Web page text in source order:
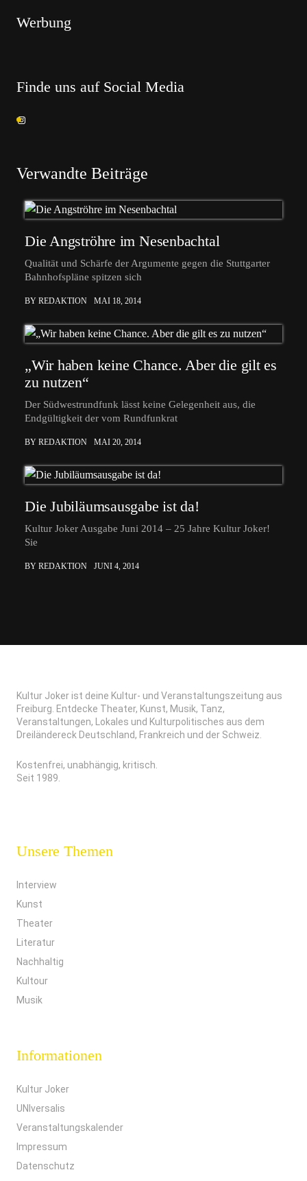
Werbung
Finde uns auf Social Media
Verwandte Beiträge
Die Angströhre im Nesenbachtal
Qualität und Schärfe der Argumente gegen die Stuttgarter
Bahnhofspläne spitzen sich
BY REDAKTION MAI 18, 2014
„Wir haben keine Chance. Aber die gilt es
zu nutzen“
Der Südwestrundfunk lässt keine Gelegenheit aus, die
Endgültigkeit der vom Rundfunkrat
BY REDAKTION MAI 20, 2014
Die Jubiläumsausgabe ist da!
Kultur Joker Ausgabe Juni 2014 – 25 Jahre Kultur Joker!
Sie
BY REDAKTION JUNI 4, 2014
Kultur Joker ist deine Kultur- und Veranstaltungszeitung aus
Freiburg. Entdecke Theater, Kunst, Musik, Tanz,
Veranstaltungen, Lokales und Kulturpolitisches aus dem
Dreiländereck Deutschland, Frankreich und der Schweiz.
Kostenfrei, unabhängig, kritisch.
Seit 1989.
Unsere Themen
Interview
Kunst
Theater
Literatur
Nachhaltig
Kultour
Musik
Informationen
Kultur Joker
UNIversalis
Veranstaltungskalender
Impressum
Datenschutz